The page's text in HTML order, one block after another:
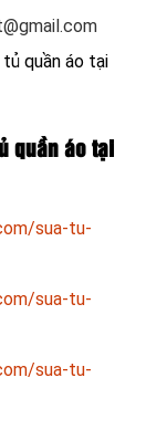
quần áo tại
quần áo tại
sua-tu-
sua-tu-
sua-tu-